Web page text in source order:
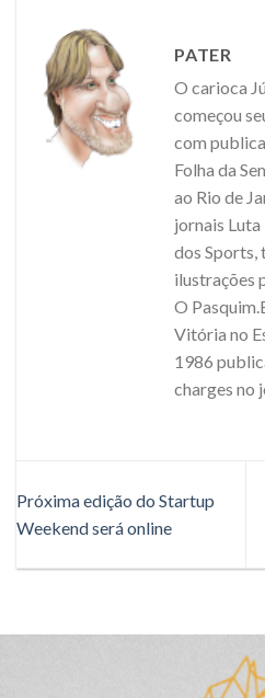
PATER
O carioca
começou
com
Folha da
ao Rio de
jornais
dos Sports,
ilustrações
O
Vitória no
1986
charges no
Próxima edição do Startup
Weekend será online